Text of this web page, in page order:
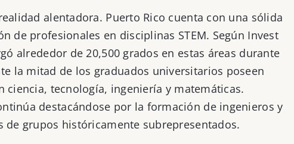
alentadora. Puerto Rico cuenta con una sólida
de profesionales en disciplinas STEM. Según Invest
alrededor de 20,500 grados en estas áreas durante
la mitad de los graduados universitarios poseen
ciencia, tecnología, ingeniería y matemáticas.
destacándose por la formación de ingenieros y
de grupos históricamente subrepresentados.